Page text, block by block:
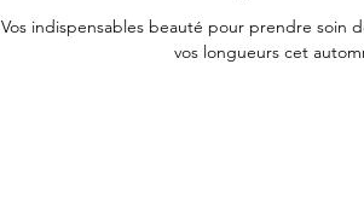
Vos indispensables beauté pour prendre soin
vos longueurs cet